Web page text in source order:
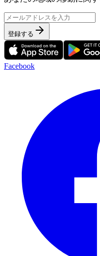
登録する
Facebook